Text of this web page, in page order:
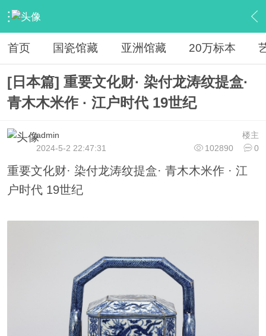
› 论坛 › 收藏知识 › 内容
首页 国瓷馆藏 亚洲馆藏 20万标本
[日本篇] 重要文化财· 染付龙涛纹提盒·
青木木米作 · 江户时代 19世纪
楼主
admin
102890
0
2024-5-2 22:47:31
重要文化财· 染付龙涛纹提盒· 青木木米作 · 江
户时代 19世纪